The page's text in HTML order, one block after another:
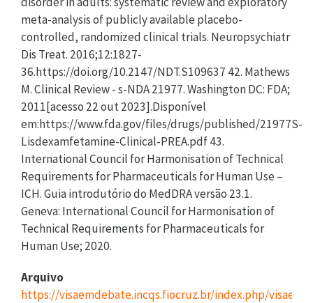
Arquivo
https://visaemdebate.incqs.fiocruz.br/index.php/